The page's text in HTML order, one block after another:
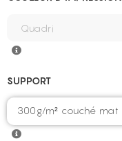
SUPPORT
300g/m² couché mat